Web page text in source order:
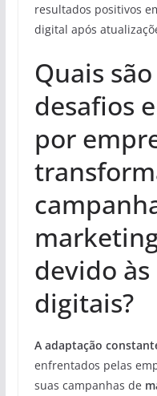
resultados positivos
digital após
Quais
desafios
por
devido
digitais?
A adaptação
enfrentados pelas
suas campanhas de